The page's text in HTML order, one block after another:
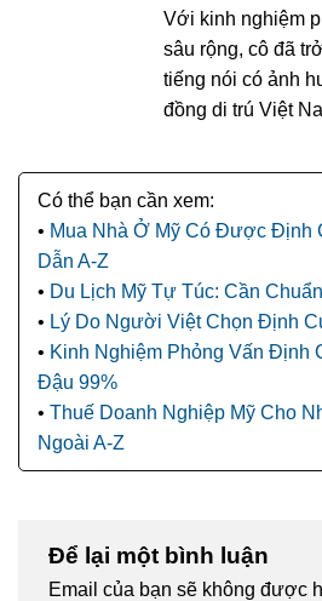
Với kinh nghiệm
sâu rộng, cô đã
tiếng nói có ảnh
đồng di trú Việt
Mua Nhà Ở Mỹ Có Được Định
Dẫn A-Z
Du Lịch Mỹ Tự Túc: Cần
Lý Do Người Việt Chọn Định
Kinh Nghiệm Phỏng Vấn Định
Đậu 99%
Thuế Doanh Nghiệp Mỹ Cho
Ngoài A-Z
Để lại một bình luận
Email của bạn sẽ không được